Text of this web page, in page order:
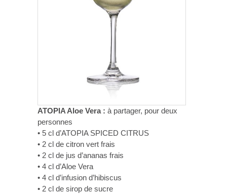
ATOPIA Aloe Vera : à partager, pour deux
personnes
• 5 cl d’ATOPIA SPICED CITRUS
• 2 cl de citron vert frais
• 2 cl de jus d’ananas frais
• 4 cl d’Aloe Vera
• 4 cl d’infusion d’hibiscus
• 2 cl de sirop de sucre